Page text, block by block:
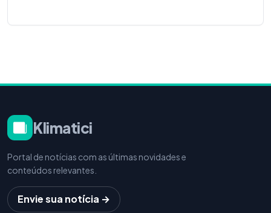
Klimatici
Portal de notícias com as últimas novidades e
conteúdos relevantes.
Envie sua notícia →